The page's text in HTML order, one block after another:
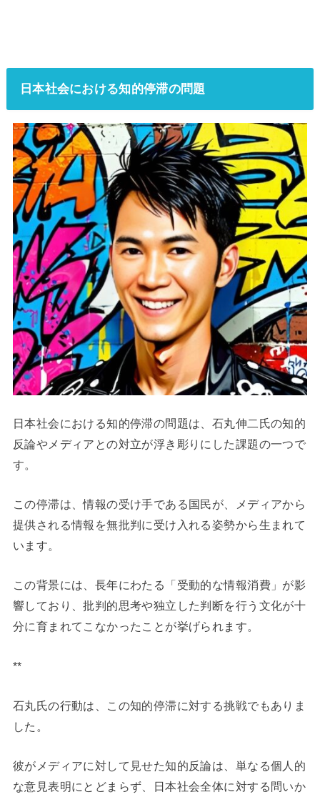
日本社会における知的停滞の問題
日本社会における知的停滞の問題は、石丸伸二氏の知的
反論やメディアとの対立が浮き彫りにした課題の一つで
す。
この停滞は、情報の受け手である国民が、メディアから
提供される情報を無批判に受け入れる姿勢から生まれて
います。
この背景には、長年にわたる「受動的な情報消費」が影
響しており、批判的思考や独立した判断を行う文化が十
分に育まれてこなかったことが挙げられます。
**
石丸氏の行動は、この知的停滞に対する挑戦でもありま
した。
彼がメディアに対して見せた知的反論は、単なる個人的
な意見表明にとどまらず、日本社会全体に対する問いか